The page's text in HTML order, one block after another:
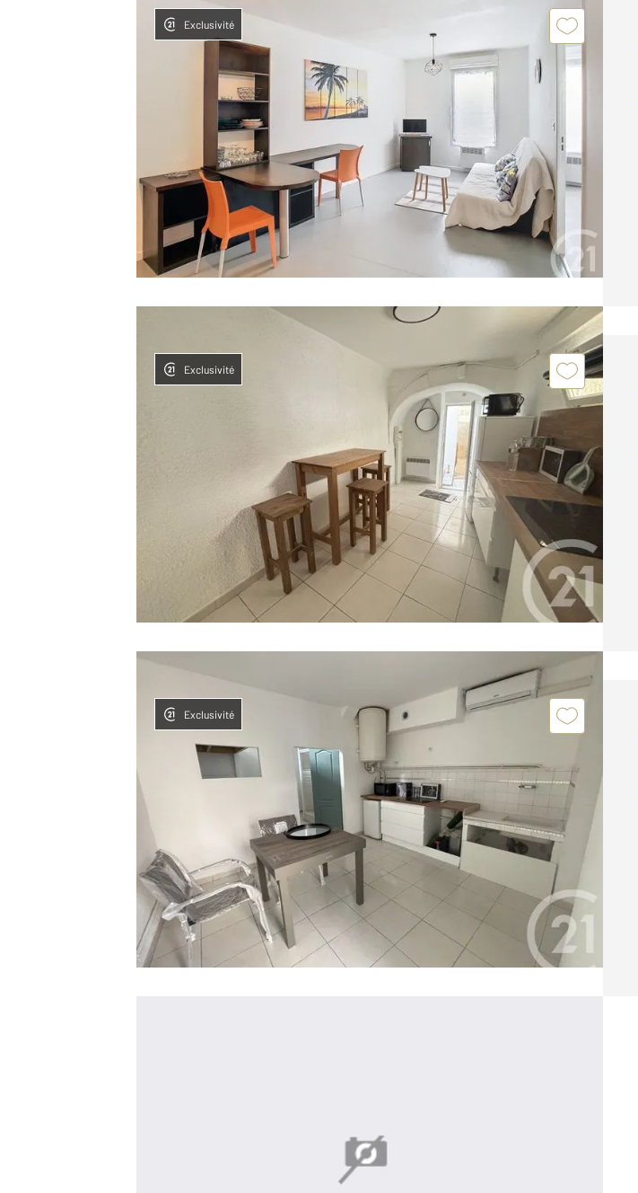
Exclusivité
Exclusivité
Exclusivité